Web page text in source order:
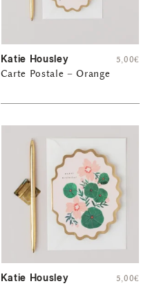
Katie Housley
Carte Postale – Orange
5,00€
Katie Housley 5,00€